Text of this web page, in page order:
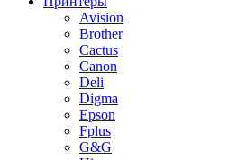
Avision
Brother
Cactus
Canon
Deli
Digma
Epson
Fplus
G&G